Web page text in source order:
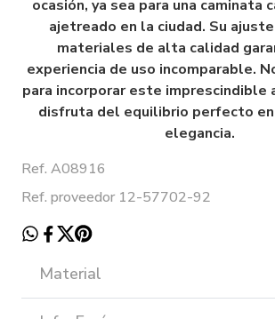
ocasión, ya sea para una caminata
ajetreado en la ciudad. Su
materiales de alta calidad
experiencia de uso incomparable.
para incorporar este imprescindible
disfruta del equilibrio perfecto
elegancia.
Ref. A08916
Ref. proveedor 12-57702-92
Material